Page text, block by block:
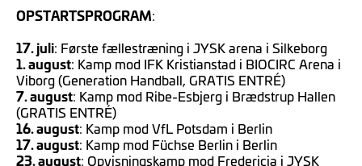
OPSTARTSPROGRAM:
17. juli: Første fællestræning i JYSK arena i Silkeborg
1. august: Kamp mod IFK Kristianstad i BIOCIRC Arena i
Viborg (Generation Handball, GRATIS ENTRÉ)
7. august: Kamp mod Ribe-Esbjerg i Brædstrup Hallen
(GRATIS ENTRÉ)
16. august: Kamp mod VfL Potsdam i Berlin
17. august: Kamp mod Füchse Berlin i Berlin
23. august: Opvisningskamp mod Fredericia i JYSK